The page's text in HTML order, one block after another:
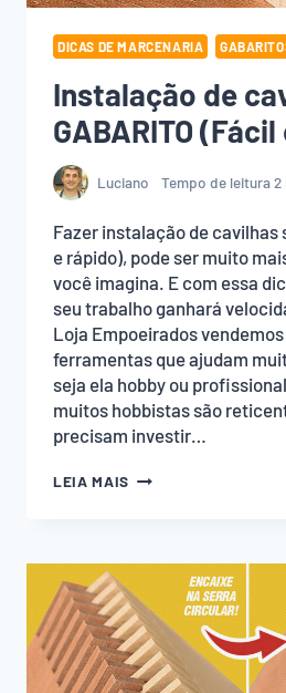
DICAS DE MARCENARIA
Instalação de
GABARITO
Luciano Tempo de leitura2
Fazer instalação de
e rápido), pode ser muito
você imagina. E com essa
seu trabalho ganhará
Loja Empoeirados
ferramentas que ajudam
seja ela hobby ou
muitos hobbistas são
precisam investir…
LEIA MAIS INSTALAÇÃO
GABARITO
E
RÁPIDO)